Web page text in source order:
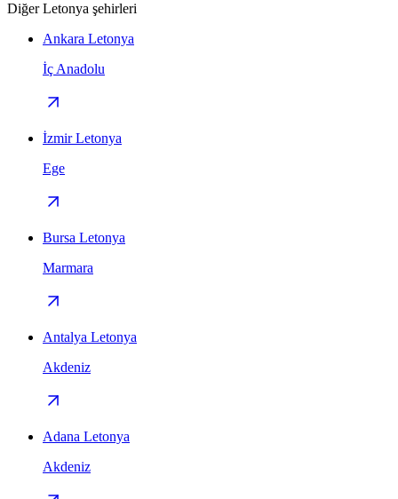
Diğer Letonya şehirleri
Ankara Letonya
İç Anadolu
İzmir Letonya
Ege
Bursa Letonya
Marmara
Antalya Letonya
Akdeniz
Adana Letonya
Akdeniz